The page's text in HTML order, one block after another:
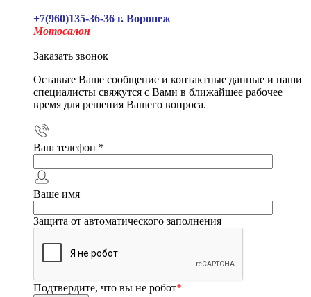
+7(960)135-36-36 г. Воронеж
Мотосалон
Заказать звонок
Оставьте Ваше сообщение и контактные данные и наши
специалисты свяжутся с Вами в ближайшее рабочее
время для решения Вашего вопроса.
Ваш телефон *
Ваше имя
Защита от автоматического заполнения
Подтвердите, что вы не робот*